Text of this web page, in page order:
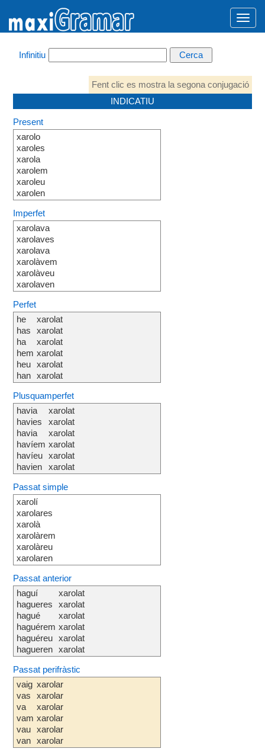
Infinitiu
Fent clic es mostra la segona conjugació
INDICATIU
Present
xarolo
xaroles
xarola
xarolem
xaroleu
xarolen
Imperfet
xarolava
xarolaves
xarolava
xarolàvem
xarolàveu
xarolaven
Perfet
he
has
ha
hem
heu
han
xarolat
xarolat
xarolat
xarolat
xarolat
xarolat
Plusquamperfet
havia
havies
havia
havíem
havíeu
havien
xarolat
xarolat
xarolat
xarolat
xarolat
xarolat
Passat simple
xarolí
xarolares
xarolà
xarolàrem
xarolàreu
xarolaren
Passat anterior
haguí
hagueres
hagué
haguérem
haguéreu
hagueren
xarolat
xarolat
xarolat
xarolat
xarolat
xarolat
Passat perifràstic
vaig
vas
va
vam
vau
van
xarolar
xarolar
xarolar
xarolar
xarolar
xarolar